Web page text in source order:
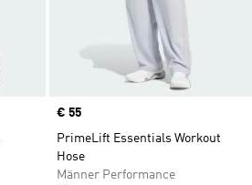
Price
€ 55
PrimeLift Essentials Workout
Hose
Männer Performance